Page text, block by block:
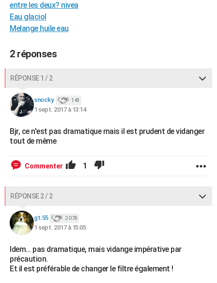
Carte de Noël
Carte Bonne année
Carte Saint-Valentin
Carte Pâques
Carte d'anniversaire
Dictionnaire
Biographies
Citations
Expressions
Proverbes
PROGRAMME TV
COPAINS D'AVANT
Se connecter
Collèges
Universités
Service militaire
Bricolage
Lifestyle
Culture
Sport
Auto
Television
Voyage
Cinema
entre les deux? nivea
Eau glaciol
Melange huile eau
2 réponses
RÉPONSE 1 / 2
snocky. 143
1 sept. 2017 à 13:14
Bjr, ce n'est pas dramatique mais il est prudent de vidanger
tout de même
Commenter 1
RÉPONSE 2 / 2
gt.55 2 078
1 sept. 2017 à 15:05
Idem... pas dramatique, mais vidange impérative par
précaution.
Et il est préférable de changer le filtre également !